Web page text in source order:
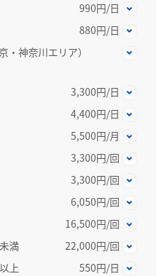
990円/日
880円/日
・神奈川エリア）
3,300円/日
4,400円/日
5,500円/月
3,300円/回
3,300円/回
6,050円/回
16,500円/回
満
22,000円/回
上
550円/日